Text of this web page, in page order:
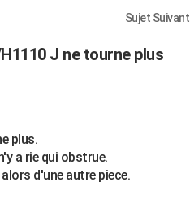
Sujet Suivant
J ne tourne plus
plus.
a rie qui obstrue.
d'une autre piece.